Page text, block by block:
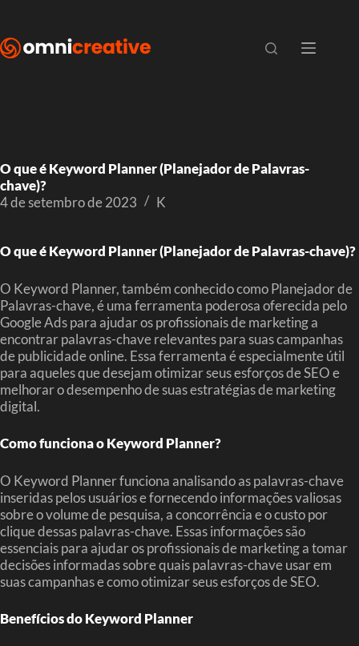
O que é Keyword Planner (Planejador de Palavras-
chave)?
4 de setembro de 2023
K
O que é Keyword Planner (Planejador de Palavras-chave)?
O Keyword Planner, também conhecido como Planejador de
Palavras-chave, é uma ferramenta poderosa oferecida pelo
Google Ads para ajudar os profissionais de marketing a
encontrar palavras-chave relevantes para suas campanhas
de publicidade online. Essa ferramenta é especialmente útil
para aqueles que desejam otimizar seus esforços de SEO e
melhorar o desempenho de suas estratégias de marketing
digital.
Como funciona o Keyword Planner?
O Keyword Planner funciona analisando as palavras-chave
inseridas pelos usuários e fornecendo informações valiosas
sobre o volume de pesquisa, a concorrência e o custo por
clique dessas palavras-chave. Essas informações são
essenciais para ajudar os profissionais de marketing a tomar
decisões informadas sobre quais palavras-chave usar em
suas campanhas e como otimizar seus esforços de SEO.
Benefícios do Keyword Planner